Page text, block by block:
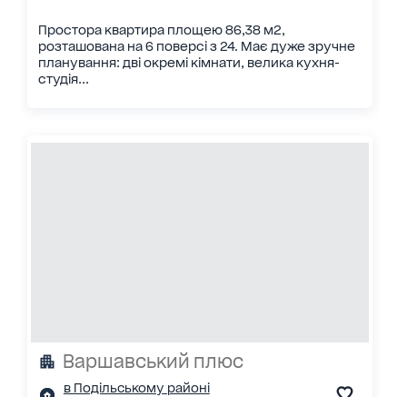
Простора квартира площею 86,38 м2,
розташована на 6 поверсі з 24. Має дуже зручне
планування: дві окремі кімнати, велика кухня-
студія...
Варшавський плюс
в Подільському районі